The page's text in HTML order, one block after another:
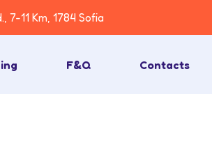
7-11 Km, 1784 Sofia
F&Q Contacts